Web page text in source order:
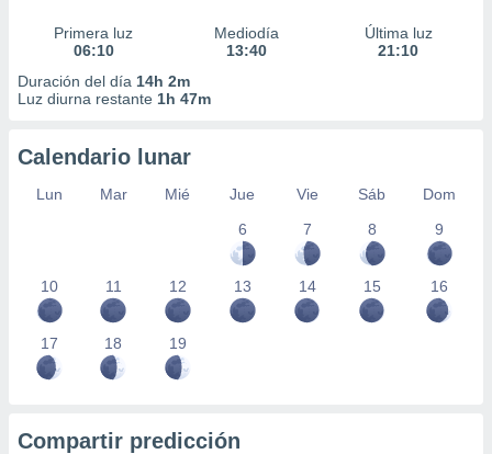
Primera luz
06:10
Mediodía
13:40
Última luz
21:10
Duración del día 14h 2m
Luz diurna restante 1h 47m
Calendario lunar
Lun Mar Mié Jue Vie Sáb
Dom
6
7 8 9
10 11 12 13 14 15 16
17 18 19
Compartir predicción